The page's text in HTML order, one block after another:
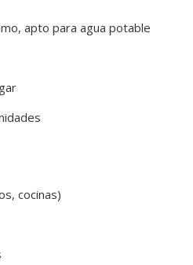
apto para agua potable
cocinas)